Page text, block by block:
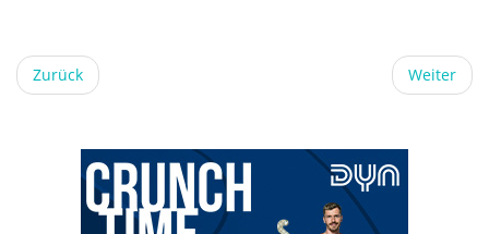
Zurück Weiter